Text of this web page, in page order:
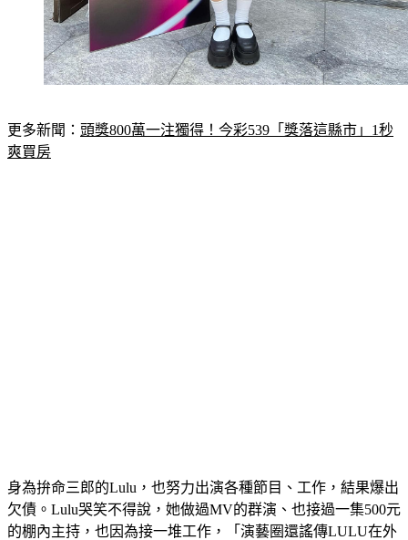
更多新聞： 頭獎800萬一注獨得！今彩539「獎落這縣市」1秒
爽買房
身為拚命三郎的Lulu，也努力出演各種節目、工作，結果爆出
欠債。Lulu哭笑不得說，她做過MV的群演、也接過一集500元
的棚內主持，也因為接一堆工作，「演藝圈還謠傳LULU在外